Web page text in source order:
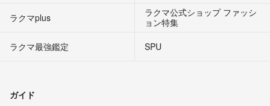
ラクマplus
ラクマ公式ショップ ファッシ
ョン特集
ラクマ最強鑑定
SPU
ガイド